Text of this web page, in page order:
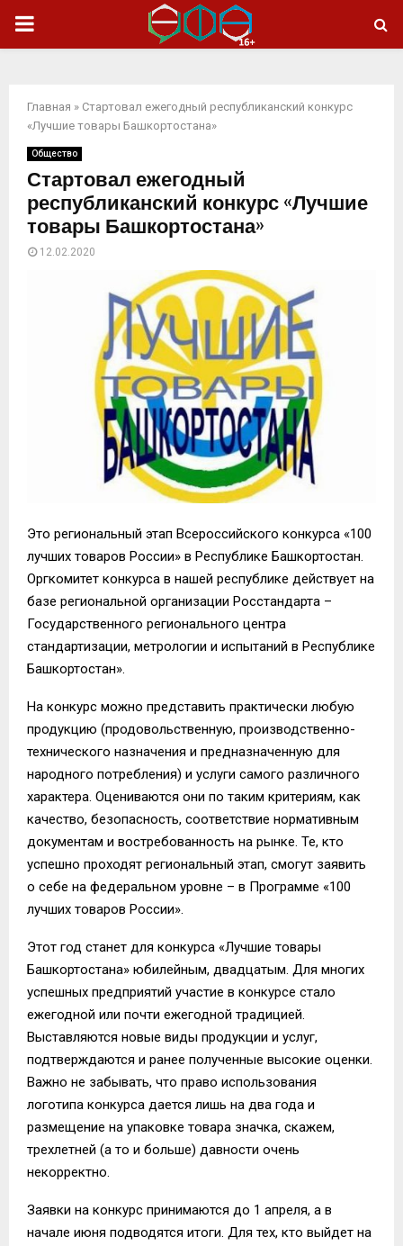
ОСНОВНОЕ
Главная » Стартовал ежегодный республиканский конкурс
«Лучшие товары Башкортостана»
Общество
Стартовал ежегодный
республиканский конкурс «Лучшие
товары Башкортостана»
12.02.2020
Это региональный этап Всероссийского конкурса «100
лучших товаров России» в Республике Башкортостан.
Оргкомитет конкурса в нашей республике действует на
базе региональной организации Росстандарта –
Государственного регионального центра
стандартизации, метрологии и испытаний в Республике
Башкортостан».
На конкурс можно представить практически любую
продукцию (продовольственную, производственно-
технического назначения и предназначенную для
народного потребления) и услуги самого различного
характера. Оцениваются они по таким критериям, как
качество, безопасность, соответствие нормативным
документам и востребованность на рынке. Те, кто
успешно проходят региональный этап, смогут заявить
о себе на федеральном уровне – в Программе «100
лучших товаров России».
Этот год станет для конкурса «Лучшие товары
Башкортостана» юбилейным, двадцатым. Для многих
успешных предприятий участие в конкурсе стало
ежегодной или почти ежегодной традицией.
Выставляются новые виды продукции и услуг,
подтверждаются и ранее полученные высокие оценки.
Важно не забывать, что право использования
логотипа конкурса дается лишь на два года и
размещение на упаковке товара значка, скажем,
трехлетней (а то и больше) давности очень
некорректно.
Заявки на конкурс принимаются до 1 апреля, а в
начале июня подводятся итоги. Для тех, кто выйдет на